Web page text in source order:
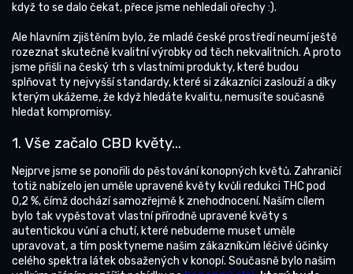
když to se dalo čekat, přece jsme nehledali ořechy :).
Ale hlavním zjištěním bylo, že mladé české prostředí neumí ještě
rozeznat skutečně kvalitní výrobky od těch nekvalitních. A proto
jsme přišli na český trh s vlastními produkty, které budou
splňovat ty nejvyšší standardy, které si zákazníci zaslouží a díky
kterým ukážeme, že když hledáte kvalitu, nemusíte současně
hledat kompromisy.
1. Vše začalo CBD květy...
Nejprve jsme se ponořili do pěstování konopných květů. Zahraničí
totiž nabízelo jen uměle upravené květy kvůli redukci THC pod
0,2 %, čímž dochází samozřejmě k znehodnocení. Naším cílem
bylo tak vypěstovat vlastní přírodně upravené květy s
autentickou vůní a chutí, které nebudeme muset uměle
upravovat, a tím posktyneme našim zákazníkům léčivé účinky
celého spektra látek obsažených v konopí. Současně bylo našim